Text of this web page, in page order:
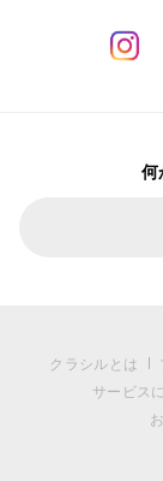
何
クラシルとは
サービス